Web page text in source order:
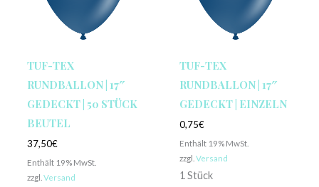
TUF-TEX
RUNDBALLON | 17″
GEDECKT | 50 STÜCK
BEUTEL
37,50€
Enthält 19% MwSt.
zzgl. Versand
TUF-TEX
RUNDBALLON | 17″
GEDECKT | EINZELN
0,75€
Enthält 19% MwSt.
zzgl. Versand
1 Stück